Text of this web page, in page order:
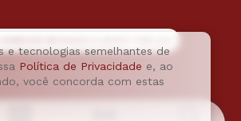
e tecnologias semelhantes de
Política de Privacidade e, ao
você concorda com estas